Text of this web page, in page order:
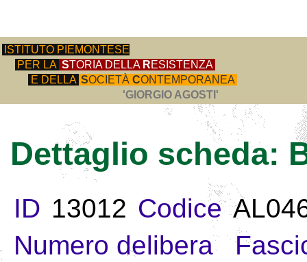
ISTITUTO PIEMONTESE
PER LA STORIA DELLA RESISTENZA
E DELLA SOCIETÀ CONTEMPORANEA
'GIORGIO AGOSTI'
Dettaglio scheda:
ID 13012 Codice
Numero delibera